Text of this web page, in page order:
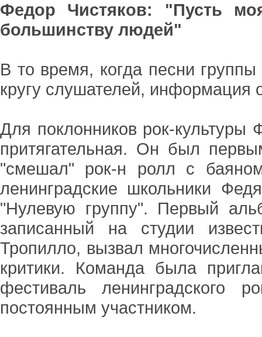
Федор Чистяков: "Пусть
большинству людей"
В то время, когда песни
кругу слушателей, информация
Для поклонников рок-культуры
притягательная. Он был
"смешал" рок-н ролл с
ленинградские школьники
"Нулевую группу". Первый
записанный на студии
Тропилло, вызвал
критики. Команда была
фестиваль ленинградского
постоянным участником.